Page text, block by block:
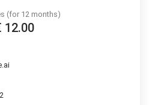
(for 12 months)
12.00